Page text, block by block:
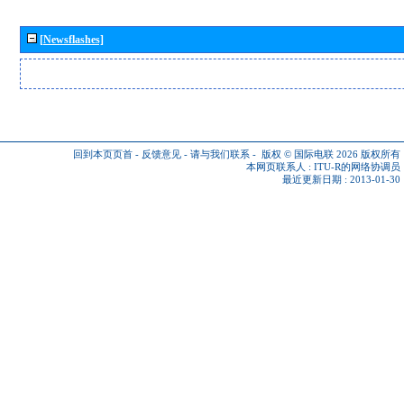
[Newsflashes]
回到本页页首 - 反馈意见 - 请与我们联系 - 版权 © 国际电联 2026 版权所有
本网页联系人 : ITU-R的网络协调员
最近更新日期 : 2013-01-30